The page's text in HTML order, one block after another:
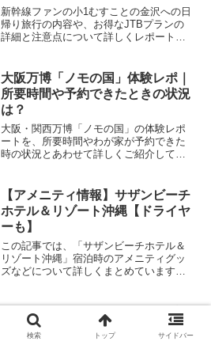
も】
新幹線ファンの小1むすことの金沢への日
帰り旅行の内容や、お得なJTBプランの
詳細と注意点について詳しくレポートし
大阪万博「ノモの国」体験レポ｜
所要時間や予約できたときの状況
は？
大阪・関西万博「ノモの国」の体験レポ
ートを、所要時間やわが家が予約できた
時の状況とあわせて詳しくご紹介してい
【アメニティ情報】サザンビーチ
ホテル＆リゾート沖縄【ドライヤ
ーも】
この記事では、「サザンビーチホテル＆
リゾート沖縄」宿泊時のアメニティグッ
ズなどについて詳しくまとめています
【体験レポ】ファンタジースプリ
ングスホテルのローズコートガー
検索 トップ サイドバー